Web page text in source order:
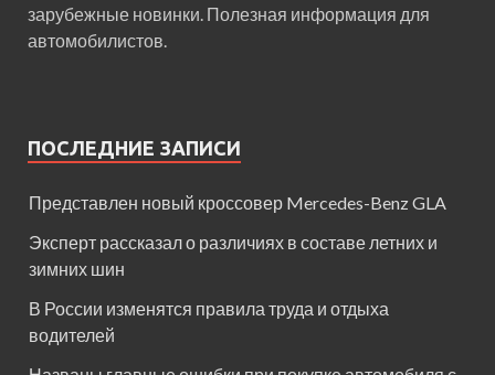
зарубежные новинки. Полезная информация для
автомобилистов.
ПОСЛЕДНИЕ ЗАПИСИ
Представлен новый кроссовер Mercedes-Benz GLA
Эксперт рассказал о различиях в составе летних и
зимних шин
В России изменятся правила труда и отдыха
водителей